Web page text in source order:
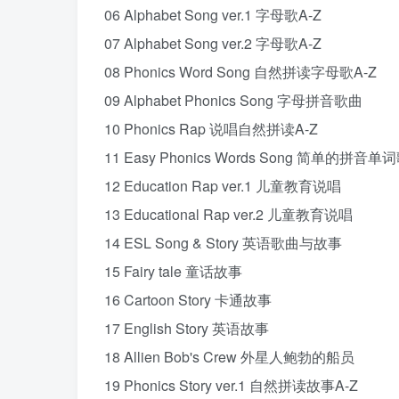
06 Alphabet Song ver.1 字母歌A-Z
07 Alphabet Song ver.2 字母歌A-Z
08 Phonics Word Song 自然拼读字母歌A-Z
09 Alphabet Phonics Song 字母拼音歌曲
10 Phonics Rap 说唱自然拼读A-Z
11 Easy Phonics Words Song 简单的拼音单
12 Education Rap ver.1 儿童教育说唱
13 Educational Rap ver.2 儿童教育说唱
14 ESL Song & Story 英语歌曲与故事
15 Fairy tale 童话故事
16 Cartoon Story 卡通故事
17 English Story 英语故事
18 Allien Bob's Crew 外星人鲍勃的船员
19 Phonics Story ver.1 自然拼读故事A-Z